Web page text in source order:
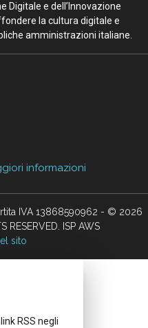
Digitale e dell’Innovazione
la cultura digitale e
amministrazioni italiane.
informazioni
IVA 13868590962 - © 2026
RESERVED. ISP AWS
sito
RSS negli